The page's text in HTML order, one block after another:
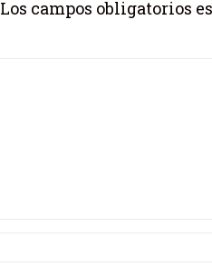
Los campos obligatorios